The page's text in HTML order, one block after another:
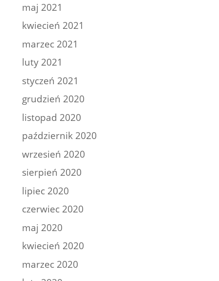
maj 2021
kwiecień 2021
marzec 2021
luty 2021
styczeń 2021
grudzień 2020
listopad 2020
październik 2020
wrzesień 2020
sierpień 2020
lipiec 2020
czerwiec 2020
maj 2020
kwiecień 2020
marzec 2020